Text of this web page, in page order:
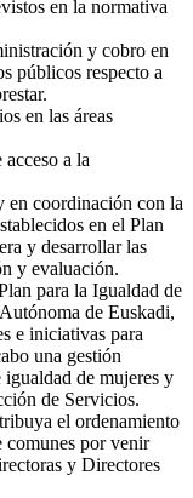
en la normativa
y cobro en
públicos respecto a
en las áreas
a la
en coordinación con la
en el Plan
y desarrollar las
y evaluación.
para la Igualdad de
de Euskadi,
e iniciativas para
una gestión
igualdad de mujeres y
de Servicios.
el ordenamiento
comunes por venir
y Directores